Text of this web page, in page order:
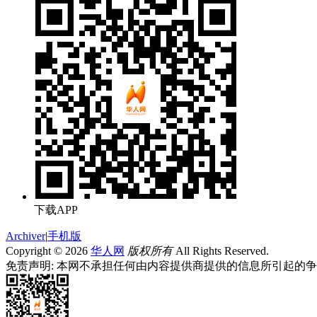
下载APP
Archiver|手机版
Copyright © 2026 华人网 版权所有All Rights Reserved.
免责声明: 本网不承担任何由内容提供商提供的信息所引起的争